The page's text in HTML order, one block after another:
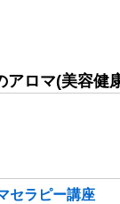
アロマ(美容健
セラピー講座